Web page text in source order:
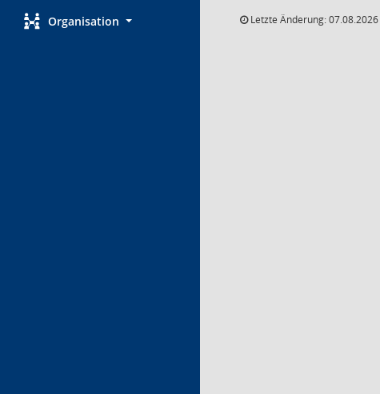
Organisation
Letzte Änderung: